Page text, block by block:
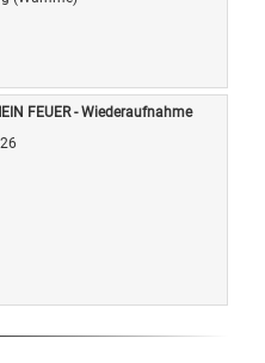
FEUER - Wiederaufnahme